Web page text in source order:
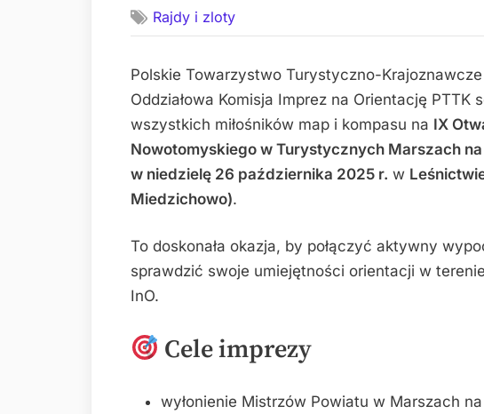
Rajdy i zloty
Polskie Towarzystwo Turystyczno-Krajoznawcze
Oddziałowa Komisja Imprez na Orientację PTTK
wszystkich miłośników map i kompasu na IX
Nowotomyskiego w Turystycznych Marszach
w niedzielę 26 października 2025 r. w
Miedzichowo).
To doskonała okazja, by połączyć aktywny
sprawdzić swoje umiejętności orientacji w
InO.
Cele imprezy
wyłonienie Mistrzów Powiatu w Marszach